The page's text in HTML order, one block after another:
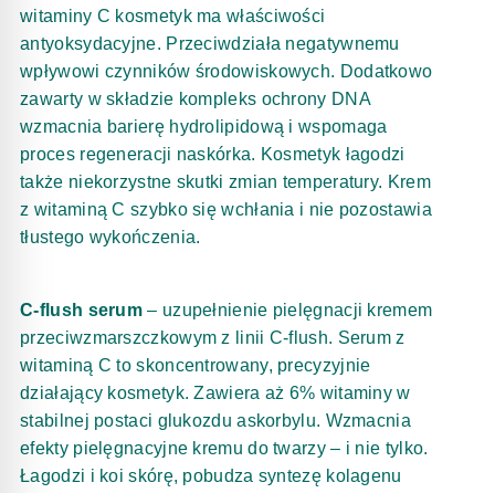
witaminy C kosmetyk ma właściwości
antyoksydacyjne. Przeciwdziała negatywnemu
wpływowi czynników środowiskowych. Dodatkowo
zawarty w składzie kompleks ochrony DNA
wzmacnia barierę hydrolipidową i wspomaga
proces regeneracji naskórka. Kosmetyk łagodzi
także niekorzystne skutki zmian temperatury. Krem
z witaminą C szybko się wchłania i nie pozostawia
tłustego wykończenia.
C-flush serum – uzupełnienie pielęgnacji kremem
przeciwzmarszczkowym z linii C-flush. Serum z
witaminą C to skoncentrowany, precyzyjnie
działający kosmetyk. Zawiera aż 6% witaminy w
stabilnej postaci glukozdu askorbylu. Wzmacnia
efekty pielęgnacyjne kremu dotwarzy – i nie tylko.
Łagodzi i koi skórę, pobudza syntezę kolagenu